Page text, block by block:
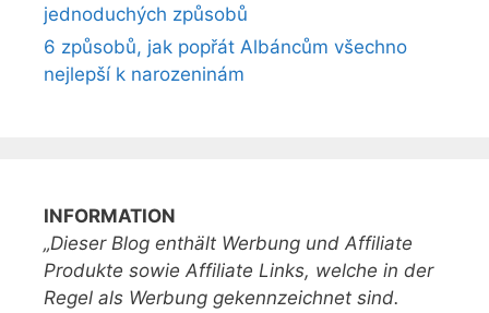
jednoduchých způsobů
6 způsobů, jak popřát Albáncům všechno
nejlepší k narozeninám
INFORMATION
„Dieser Blog enthält Werbung und Affiliate
Produkte sowie Affiliate Links, welche in der
Regel als Werbung gekennzeichnet sind.